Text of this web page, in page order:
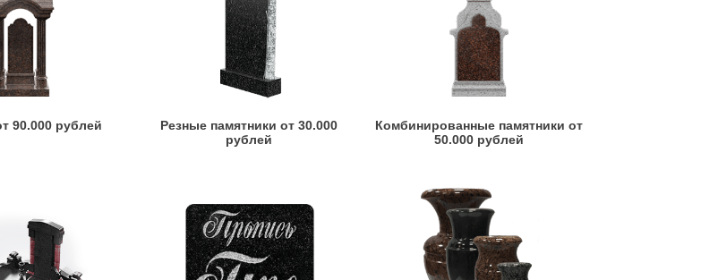
90.000 рублей
Резные памятники от 30.000
рублей
Комбинированные памятники от
50.000 рублей